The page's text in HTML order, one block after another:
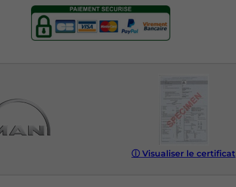
ⓘVisualiser le certificat